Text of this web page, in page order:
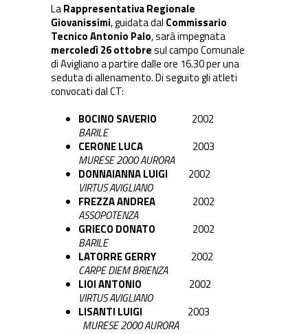
LaRappresentativa Regionale
Giovanissimi, guidata dal Commissario
Tecnico Antonio Palo, sarà impegnata
mercoledì 26 ottobresul campo Comunale
di Avigliano a partire dalle ore 16.30 per una
seduta di allenamento. Di seguito gli atleti
convocati dal CT:
BOCINO SAVERIO 2002
BARILE
CERONE LUCA 2003
MURESE 2000 AURORA
DONNAIANNA LUIGI 2002
VIRTUS AVIGLIANO
FREZZA ANDREA 2002
ASSOPOTENZA
GRIECO DONATO 2002
BARILE
LATORRE GERRY
2002
CARPE DIEM BRIENZA
LIOI ANTONIO 2002
VIRTUS AVIGLIANO
LISANTI LUIGI 2003
MURESE 2000 AURORA